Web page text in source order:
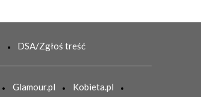
DSA/Zgłoś treść
Glamour.pl Kobieta.pl